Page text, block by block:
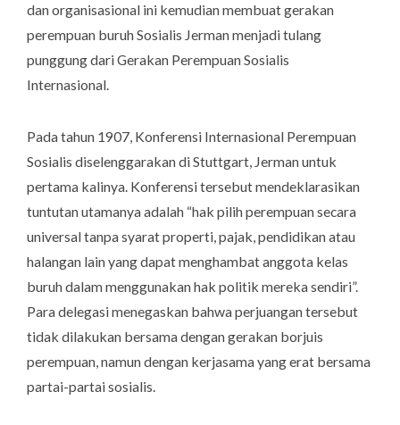
dan organisasional ini kemudian membuat gerakan
perempuan buruh Sosialis Jerman menjadi tulang
punggung dari Gerakan Perempuan Sosialis
Internasional.
Pada tahun 1907, Konferensi Internasional Perempuan
Sosialis diselenggarakan di Stuttgart, Jerman untuk
pertama kalinya. Konferensi tersebut mendeklarasikan
tuntutan utamanya adalah “hak pilih perempuan secara
universal tanpa syarat properti, pajak, pendidikan atau
halangan lain yang dapat menghambat anggota kelas
buruh dalam menggunakan hak politik mereka sendiri”.
Para delegasi menegaskan bahwa perjuangan tersebut
tidak dilakukan bersama dengan gerakan borjuis
perempuan, namun dengan kerjasama yang erat bersama
partai-partai sosialis.